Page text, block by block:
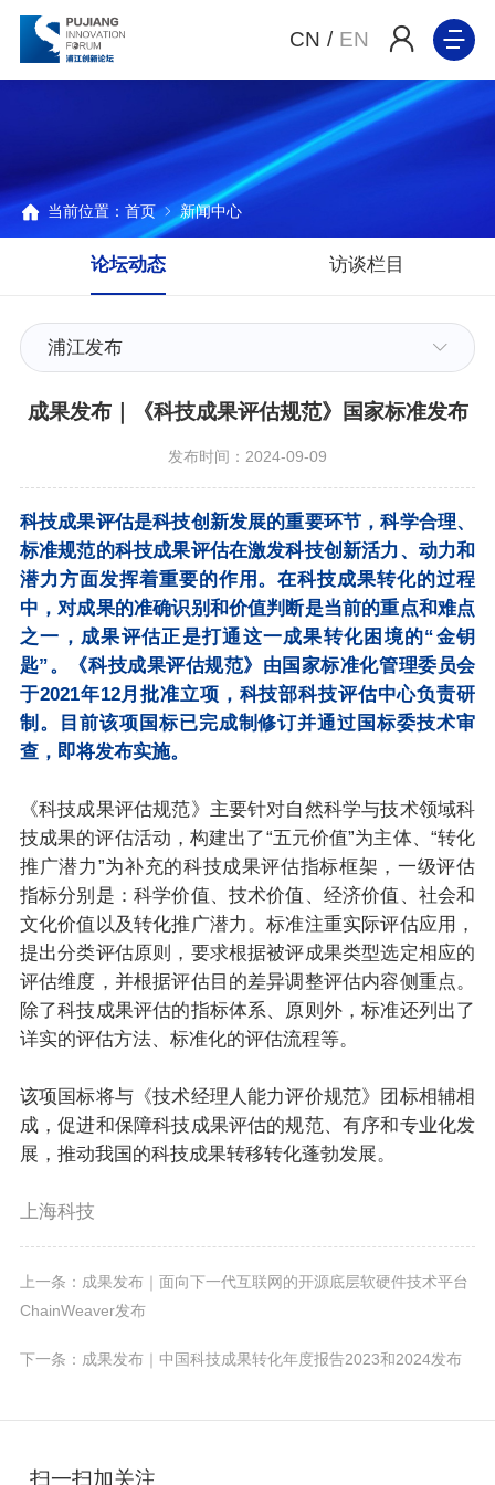
CN / EN
当前位置： 首页 新闻中心
论坛动态 访谈栏目
浦江发布
成果发布｜《科技成果评估规范》国家标准发布
发布时间：2024-09-09
科技成果评估是科技创新发展的重要环节，科学合理、
标准规范的科技成果评估在激发科技创新活力、动力和
潜力方面发挥着重要的作用。在科技成果转化的过程
中，对成果的准确识别和价值判断是当前的重点和难点
之一，成果评估正是打通这一成果转化困境的“金钥
匙”。《科技成果评估规范》由国家标准化管理委员会
于2021年12月批准立项，科技部科技评估中心负责研
制。目前该项国标已完成制修订并通过国标委技术审
查，即将发布实施。
《科技成果评估规范》主要针对自然科学与技术领域科
技成果的评估活动，构建出了“五元价值”为主体、“转化
推广潜力”为补充的科技成果评估指标框架，一级评估
指标分别是：科学价值、技术价值、经济价值、社会和
文化价值以及转化推广潜力。标准注重实际评估应用，
提出分类评估原则，要求根据被评成果类型选定相应的
评估维度，并根据评估目的差异调整评估内容侧重点。
除了科技成果评估的指标体系、原则外，标准还列出了
详实的评估方法、标准化的评估流程等。
该项国标将与《技术经理人能力评价规范》团标相辅相
成，促进和保障科技成果评估的规范、有序和专业化发
展，推动我国的科技成果转移转化蓬勃发展。
上海科技
上一条：成果发布｜面向下一代互联网的开源底层软硬件技术平台
ChainWeaver发布
下一条：成果发布｜​中国科技成果转化年度报告2023和2024发布
扫一扫加关注